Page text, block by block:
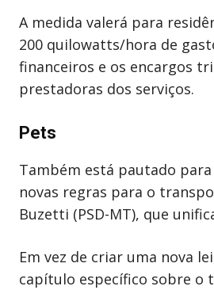
A medida valerá para
200 quilowatts/hora de
financeiros e os encargos
prestadoras dos serviços.
Pets
Também está pautado para
novas regras para o
Buzetti (PSD-MT), que
Em vez de criar uma nova
capítulo específico sobre o